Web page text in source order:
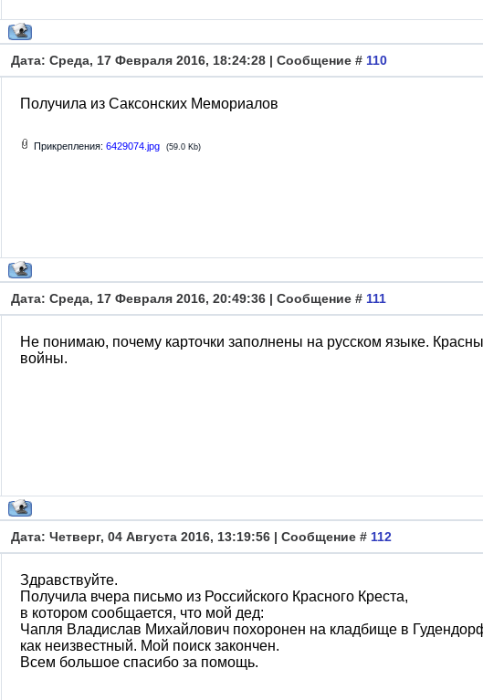
Дата: Среда, 17 Февраля 2016, 18:24:28 | Сообщение # 110
Получила из Саксонских Мемориалов
Прикрепления: 6429074.jpg (59.0 Kb)
Дата: Среда, 17 Февраля 2016, 20:49:36 | Сообщение # 111
Не понимаю, почему карточки заполнены на русском языке.
войны.
Дата: Четверг, 04 Августа 2016, 13:19:56 | Сообщение # 112
Здравствуйте.
Получила вчера письмо из Российского Красного Креста,
в котором сообщается, что мой дед:
Чапля Владислав Михайлович похоронен на кладбище в
как неизвестный. Мой поиск закончен.
Всем большое спасибо за помощь.